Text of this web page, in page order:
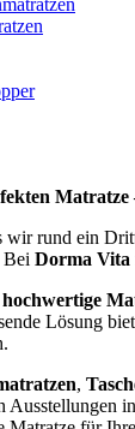
Matratze
wir rund ein
Bei Dorma Vita
hochwertige
Lösung
,
Ausstellungen in